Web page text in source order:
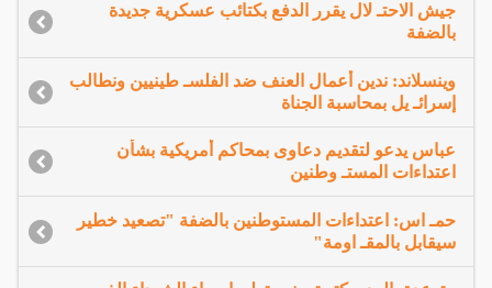
جيش الاحتـ لال يقرر الدفع بكتائب عسكرية جديدة
بالضفة
وينسلاند: ندين أعمال العنف ضد الفلسـ طينيين ونطالب
إسرائـ يل بمحاسبة الجناة
عباس يدعو لتقديم دعاوى بمحاكم أمريكية بشأن
اعتداءات المستـ وطنين
حمـ اس: اعتداءات المستوطنين بالضفة "تصعيد خطير
سيقابل بالمقـ اومة"